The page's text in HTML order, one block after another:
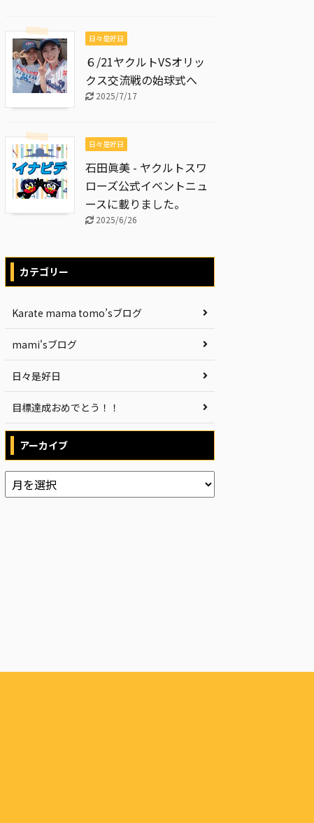
日々是好日
６/21ヤクルトVSオリッ
クス交流戦の始球式へ
2025/7/17
日々是好日
石田眞美 - ヤクルトスワ
ローズ公式イベントニュ
ースに載りました。
2025/6/26
カテゴリー
Karate mama tomo’sブログ
mami'sブログ
日々是好日
目標達成おめでとう！！
アーカイブ